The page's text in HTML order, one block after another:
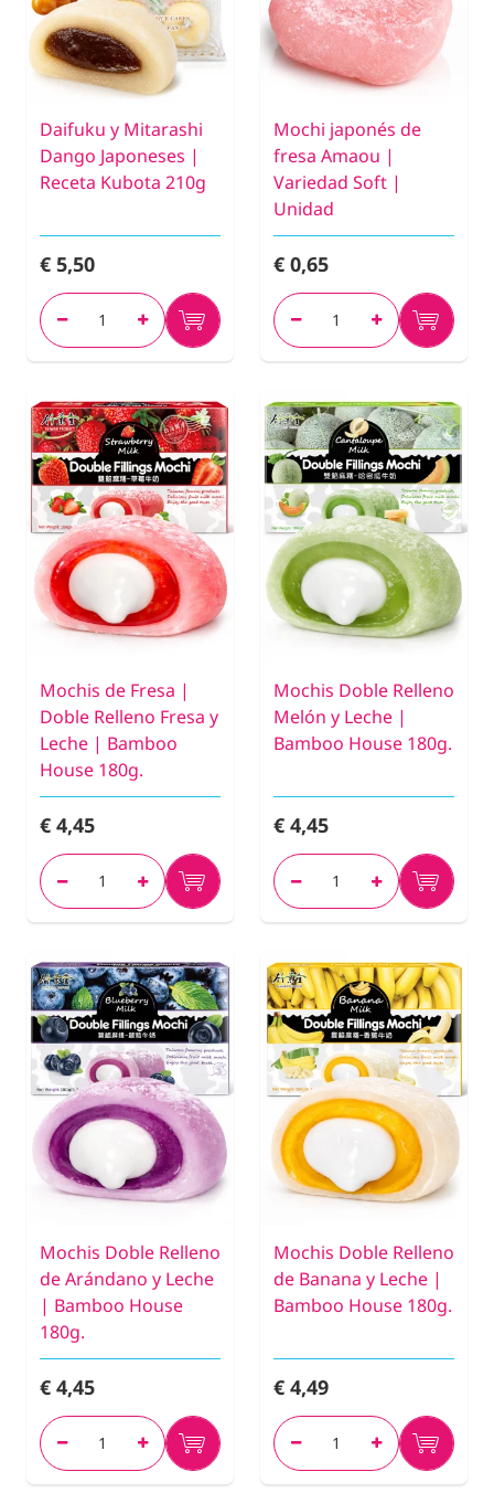
Daifuku y Mitarashi
Dango Japoneses |
Receta Kubota 210g
€ 5,50
Mochi japonés de
fresa Amaou |
Variedad Soft |
Unidad
€ 0,65
Mochis de Fresa |
Doble Relleno Fresa y
Leche | Bamboo
House 180g.
€ 4,45
Mochis Doble Relleno
Melón y Leche |
Bamboo House 180g.
€ 4,45
Mochis Doble Relleno
de Arándano y Leche
| Bamboo House
180g.
€ 4,45
Mochis Doble Relleno
de Banana y Leche |
Bamboo House 180g.
€ 4,49